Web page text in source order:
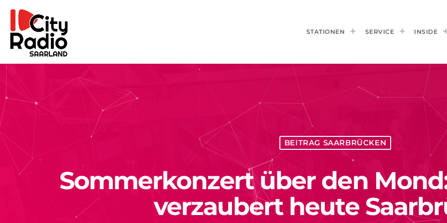
STATIONEN SERVICE INSIDE
BEITRAG SAARBRÜCKEN
Sommerkonzert über den
verzaubert heute